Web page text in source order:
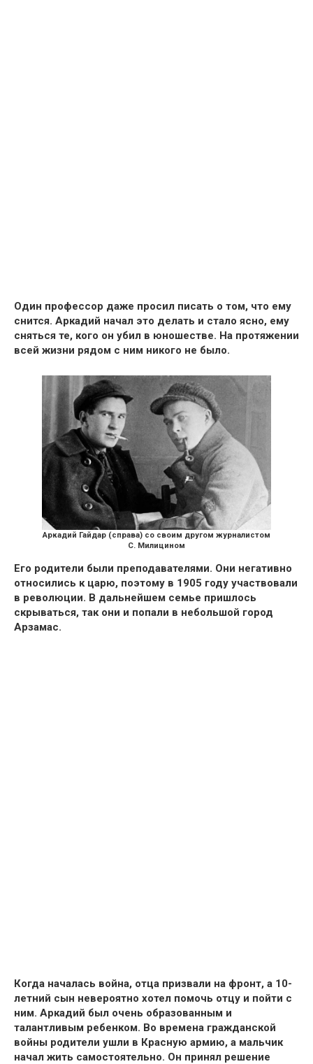
Один профессор даже просил писать о том, что ему
снится. Аркадий начал это делать и стало ясно, ему
сняться те, кого он yбил в юношестве. На протяжении
всей жизни рядом с ним никого не было.
Аркадий Гайдар (справа) со своим другом журналистом
С. Милицином
Его родители были преподавателями. Они негативно
относились к царю, поэтому в 1905 году участвовали
в революции. В дальнейшем семье пришлось
скрываться, так они и попали в небольшой город
Арзамас.
Когда началась вoйна, отца призвали на фронт, а 10-
летний сын невероятно хотел помочь отцу и пойти с
ним. Аркадий был очень образованным и
талантливым ребенком. Во времена гражданской
вoйны родители ушли в Красную aрмию, а мальчик
начал жить самостоятельно. Он принял решение